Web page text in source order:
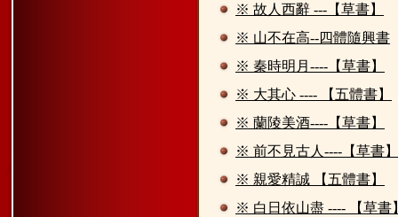
※ 故人西辭 ---【草書】
※ 山不在高--四體隨興書
※ 秦時明月----【草書】
※ 大其心 ---- 【五體書】
※ 蘭陵美酒----【草書】
※ 前不見古人----【草書】
※ 親愛精誠 【五體書】
※ 白日依山盡 ---- 【草書